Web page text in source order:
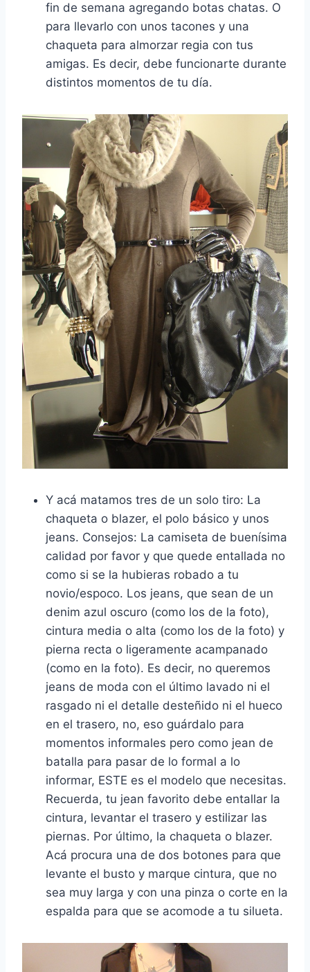
fin de semana agregando botas chatas. O
para llevarlo con unos tacones y una
chaqueta para almorzar regia con tus
amigas. Es decir, debe funcionarte durante
distintos momentos de tu día.
Y acá matamos tres de un solo tiro: La
chaqueta o blazer, el polo básico y unos
jeans. Consejos: La camiseta de buenísima
calidad por favor y que quede entallada no
como si se la hubieras robado a tu
novio/espoco. Los jeans, que sean de un
denim azul oscuro (como los de la foto),
cintura media o alta (como los de la foto) y
pierna recta o ligeramente acampanado
(como en la foto). Es decir, no queremos
jeans de moda con el último lavado ni el
rasgado ni el detalle desteñido ni el hueco
en el trasero, no, eso guárdalo para
momentos informales pero como jean de
batalla para pasar de lo formal a lo
informar, ESTE es el modelo que necesitas.
Recuerda, tu jean favorito debe entallar la
cintura, levantar el trasero y estilizar las
piernas. Por último, la chaqueta o blazer.
Acá procura una de dos botones para que
levante el busto y marque cintura, que no
sea muy larga y con una pinza o corte en la
espalda para que se acomode a tu silueta.